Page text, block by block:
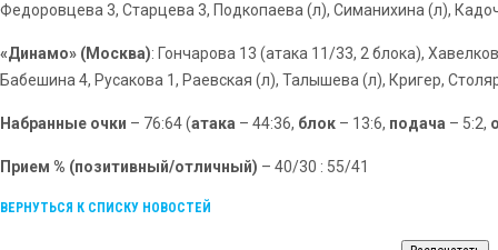
Федоровцева 3, Старцева 3, Подкопаева (л), Симанихина (л),
«Динамо» (Москва): Гончарова 13 (атака 11/33, 2 блока),
Бабешина 4, Русакова 1, Раевская (л), Талышева (л), Кригер,
Набранные очки – 76:64 (атака – 44:36, блок – 13:6, подача – 5:2,
Прием % (позитивный/отличный) – 40/30 : 55/41
ВЕРНУТЬСЯ К СПИСКУ НОВОСТЕЙ